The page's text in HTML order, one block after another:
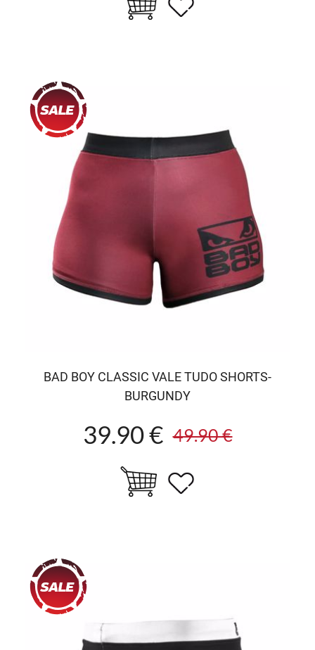
BAD BOY CLASSIC VALE TUDO SHORTS-
BURGUNDY
39.90 € 49.90 €